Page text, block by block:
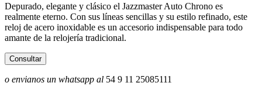
Depurado, elegante y clásico el Jazzmaster Auto Chrono es
realmente eterno. Con sus líneas sencillas y su estilo refinado, este
reloj de acero inoxidable es un accesorio indispensable para todo
amante de la relojería tradicional.
Consultar
o envianos un whatsapp al 54 9 11 25085111